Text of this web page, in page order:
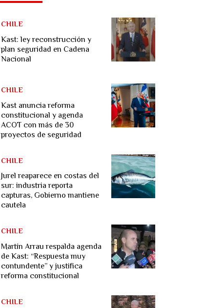
Kast: ley reconstrucción y
plan seguridad en Cadena
Nacional
CHILE
Kast anuncia reforma
constitucional y agenda
ACOT con más de 30
proyectos de seguridad
CHILE
Jurel reaparece en costas del
sur: industria reporta
capturas, Gobierno mantiene
cautela
CHILE
Martín Arrau respalda agenda
de Kast: “Respuesta muy
contundente” y justifica
reforma constitucional
CHILE
CHILE